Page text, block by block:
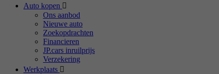
Auto kopen
Ons aanbod
Nieuwe auto
Zoekopdrachten
Financieren
JP.cars inruilprijs
Verzekering
Werkplaats